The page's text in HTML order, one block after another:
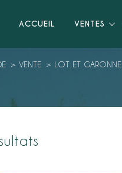
ACCUEIL VENTES
VENTE LOT ET GARONNE